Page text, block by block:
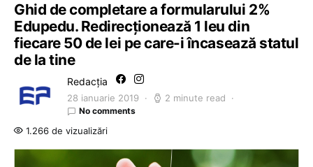
Ghid de completare a formularului 2%
Edupedu. Redirecționează 1 leu din
fiecare 50 de lei pe care-i încasează statul
de la tine
Redacția
28 ianuarie 2019 2 minute read
No comments
1.266 de vizualizări